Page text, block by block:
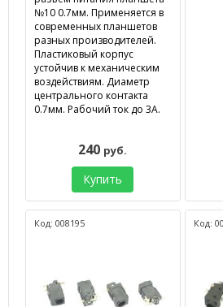
№10 0.7мм. Применяется в
современных планшетов
разных производителей.
Пластиковый корпус
устойчив к механическим
воздействиям. Диаметр
центрального контакта
0.7мм. Рабочий ток до 3А.
240 руб.
Купить
Код: 008195 Код: